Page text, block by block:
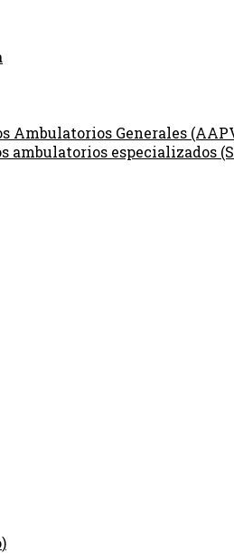
Ambulatorios Generales
ambulatorios especializados
)